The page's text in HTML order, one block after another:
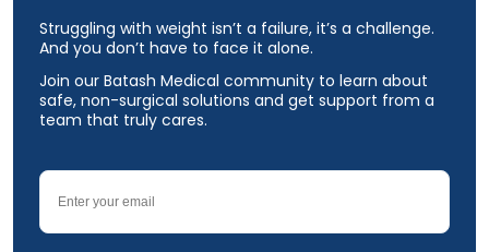
Struggling with weight isn’t a failure, it’s a challenge.
And you don’t have to face it alone.
Join our Batash Medical community to learn about
safe, non-surgical solutions and get support from a
team that truly cares.
Email